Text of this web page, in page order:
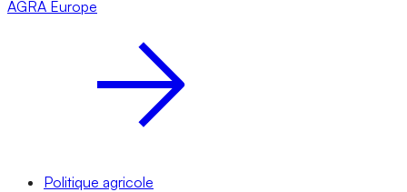
AGRA Europe
Politique agricole